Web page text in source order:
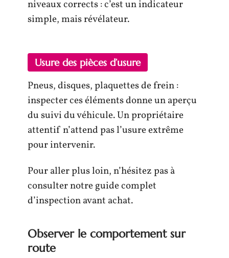
niveaux corrects : c’est un indicateur
simple, mais révélateur.
Usure des pièces d’usure
Pneus, disques, plaquettes de frein :
inspecter ces éléments donne un aperçu
du suivi du véhicule. Un propriétaire
attentif n’attend pas l’usure extrême
pour intervenir.
Pour aller plus loin, n’hésitez pas à
consulter notre guide complet
d’inspection avant achat.
Observer le comportement sur
route